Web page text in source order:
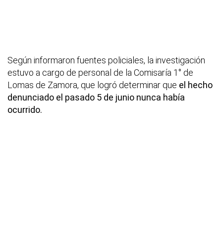
Según informaron fuentes policiales, la investigación
estuvo a cargo de personal de la Comisaría 1° de
Lomas de Zamora, que logró determinar que el hecho
denunciado el pasado 5 de junio nunca había
ocurrido.